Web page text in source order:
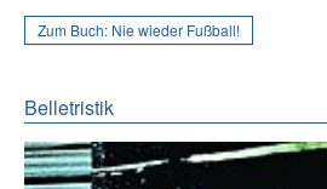
Zum Buch: Nie wieder Fußball!
Belletristik